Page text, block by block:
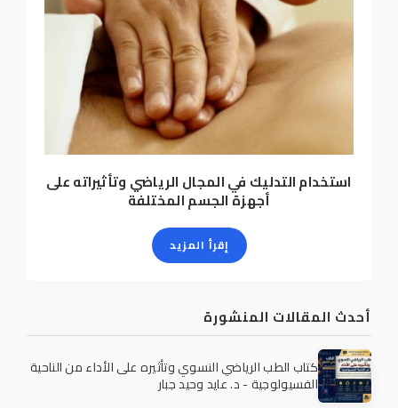
استخدام التدليك في المجال الرياضي وتأثيراته على
أجهزة الجسم المختلفة
إقرأ المزيد
أحدث المقالات المنشورة
كتاب الطب الرياضي النسوي وتأثيره على الأداء من الناحية
الفسيولوجية - د. عايد وحيد جبار